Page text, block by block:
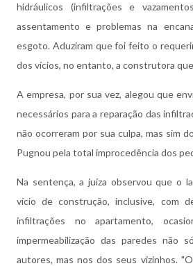
hidráulicos (infiltrações e
assentamento e problemas na
esgoto. Aduziram que foi feito o
dos vícios, no entanto, a construtora
A empresa, por sua vez, alegou que
necessários para a reparação das
não ocorreram por sua culpa, mas sim
Pugnou pela total improcedência dos
Na sentença, a juíza observou que o
vício de construção, inclusive, com
infiltrações no apartamento,
impermeabilização das paredes não
autores, mas nos dos seus vizinhos.